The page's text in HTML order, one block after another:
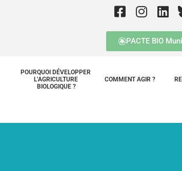
PACTE BIO
POURQUOI DÉVELOPPER
L’AGRICULTURE
BIOLOGIQUE ?
COMMENT AGIR ?